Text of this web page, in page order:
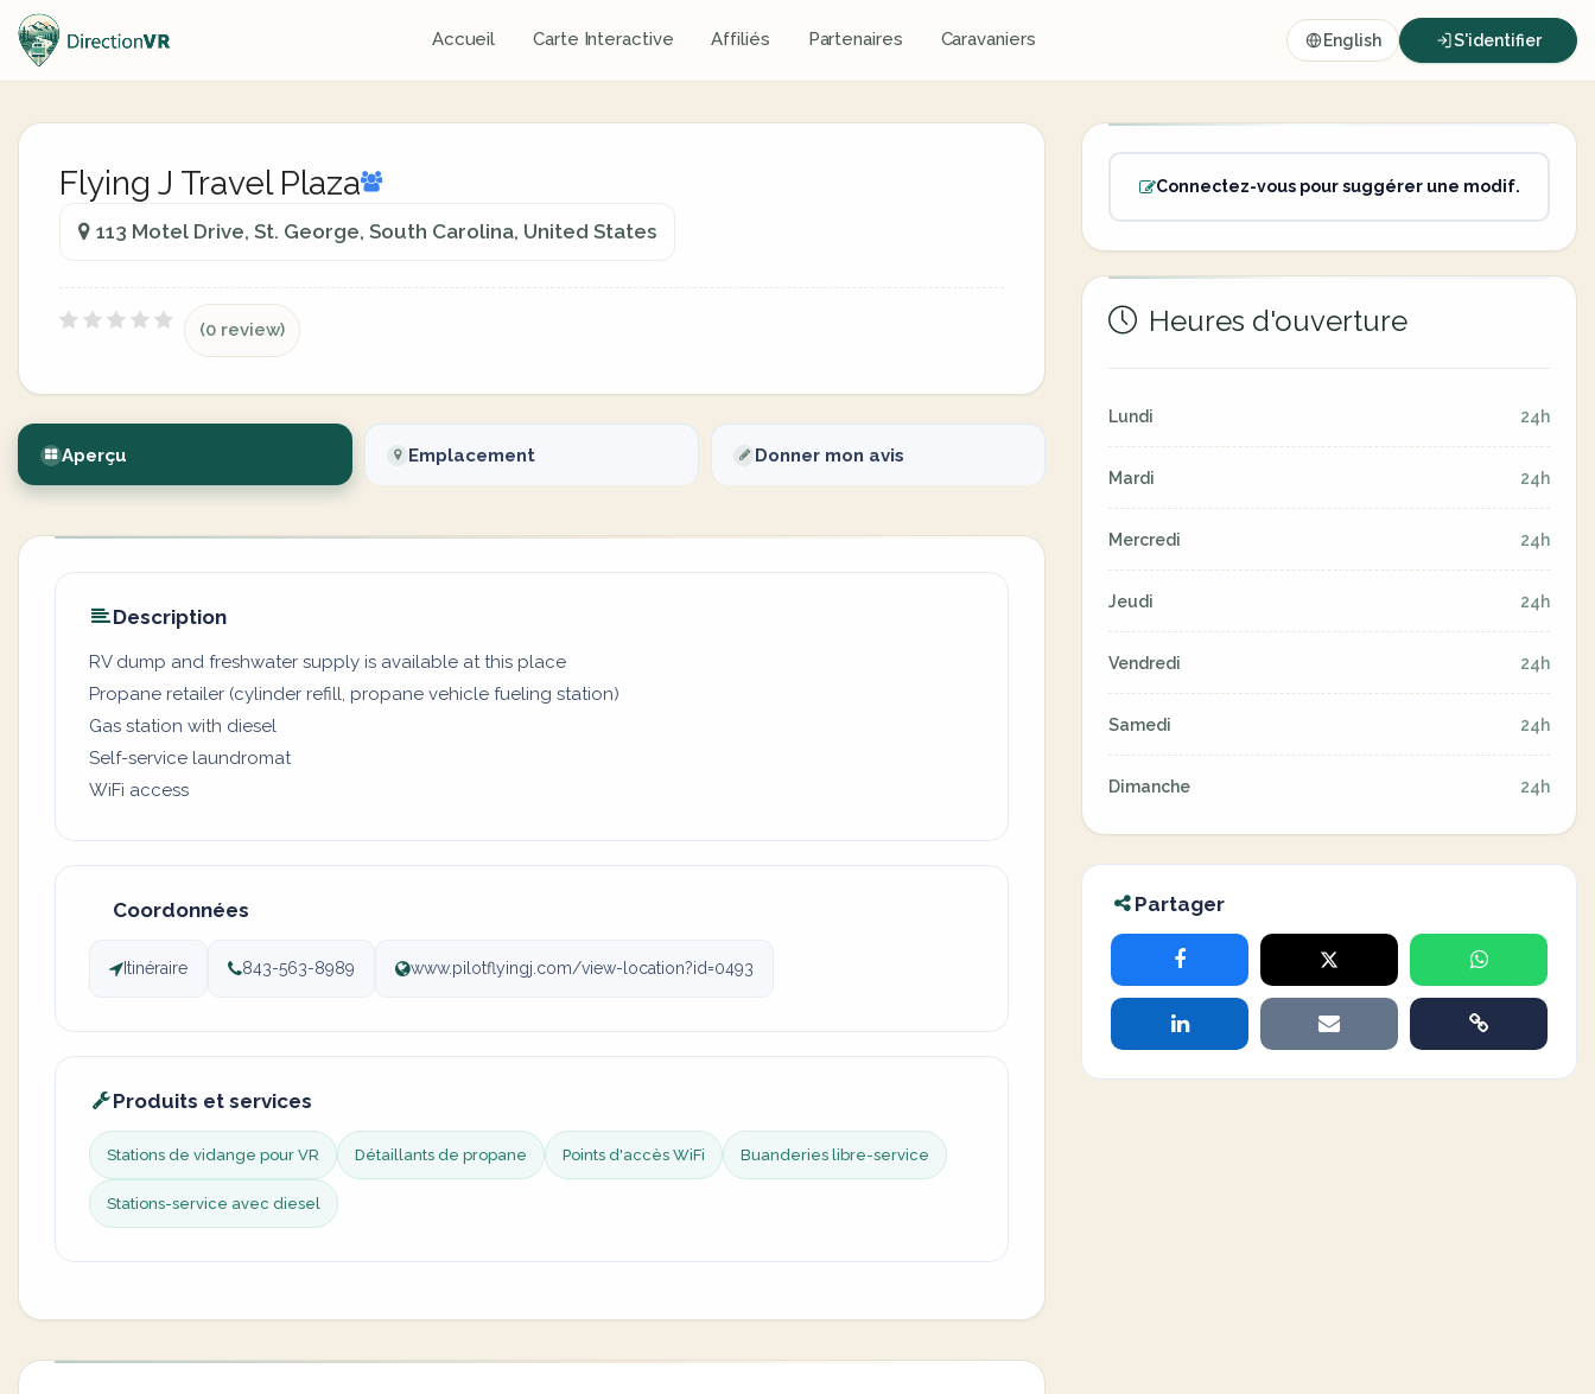
Accueil Carte Interactive Affiliés Partenaires Caravaniers English S'identifier
Flying J Travel Plaza
113 Motel Drive, St. George, South Carolina, United States
(0 review)
Aperçu Emplacement Donner mon avis
Description
RV dump and freshwater supply is available at this place
Propane retailer (cylinder refill, propane vehicle fueling station)
Gas station with diesel
Self-service laundromat
WiFi access
Coordonnées
Itinéraire 843-563-8989 www.pilotflyingj.com/view-location?id=0493
Produits et services
Stations de vidange pour VR Détaillants de propane Points d'accès WiFi Buanderies libre-service
Stations-service avec diesel
Connectez-vous pour suggérer une modif.
Heures d'ouverture
Lundi 24h
Mardi 24h
Mercredi 24h
Jeudi 24h
Vendredi 24h
Samedi 24h
Dimanche 24h
Partager